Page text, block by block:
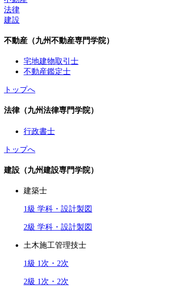
法律
建設
不動産（九州不動産専門学院）
宅地建物取引士
不動産鑑定士
トップへ
法律（九州法律専門学院）
行政書士
トップへ
建設（九州建設専門学院）
建築士
1級 学科・設計製図
2級 学科・設計製図
土木施工管理技士
1級 1次・2次
2級 1次・2次